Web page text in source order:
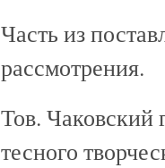
Часть из
рассмотрения.
Тов. Чаковский
тесного